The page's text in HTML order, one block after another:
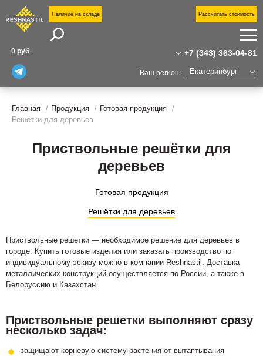
Ваш регион: Екатеринбург
Челябинск
Наличие на складе Рассчитать стоимость
+7 (343) 363-04-81
+7 (343) 363-04-81
+7(800)555-31-02
Офис: 620098 Екатеринбург,
ул. Горького, 7А
Завод и склад: Калужская область,
Индустриальный парк "Ворсино", 1-й
0 руб
Главная Продукция
Готовая продукция
Решётки для деревьев
Приствольные решётки для
деревьев
Готовая продукция
Решётки для деревьев
Приствольные решетки — необходимое решение для деревьев в
городе. Купить готовые изделия или заказать производство по
индивидуальному эскизу можно в компании Reshnastil. Доставка
металлических конструкций осуществляется по России, а также в
Белоруссию и Казахстан.
Приствольные решетки выполняют сразу
несколько задач:
защищают корневую систему растения от вытаптывания